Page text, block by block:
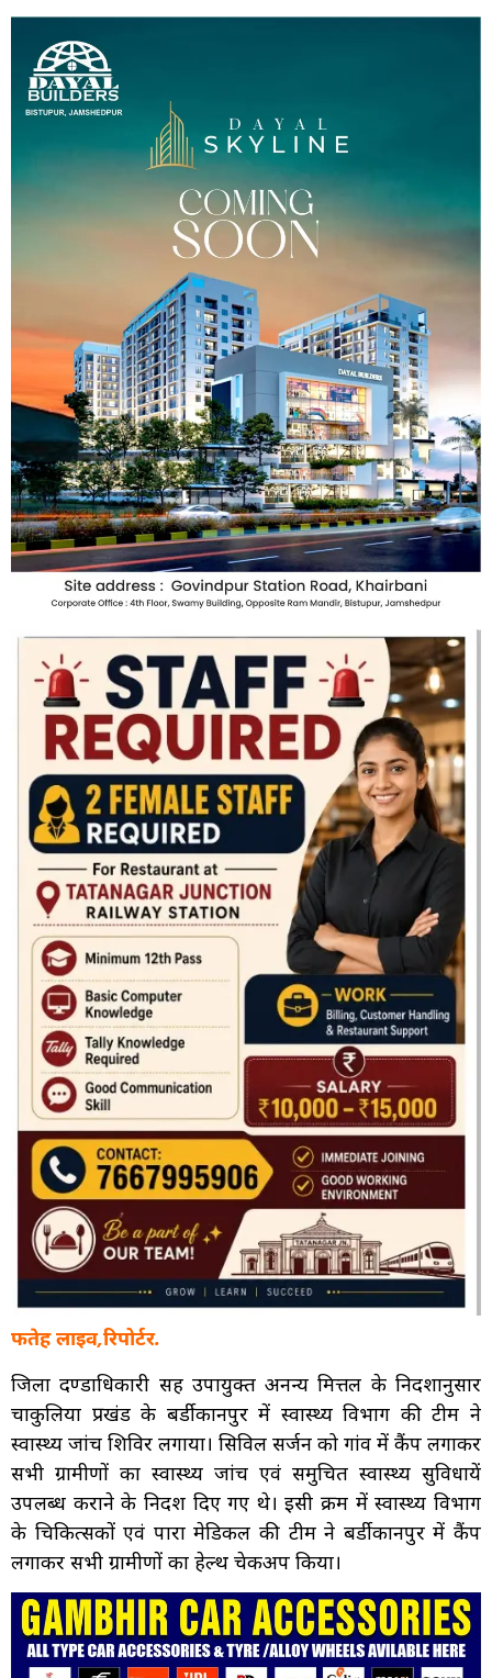
फतेह लाइव,रिपोर्टर.
जिला दण्डाधिकारी सह उपायुक्त अनन्य मित्तल के निर्देशानुसार
चाकुलिया प्रखंड के बर्डीकानपुर में स्वास्थ्य विभाग की टीम ने
स्वास्थ्य जांच शिविर लगाया। सिविल सर्जन को गांव में कैंप लगाकर
सभी ग्रामीणों का स्वास्थ्य जांच एवं समुचित स्वास्थ्य सुविधायें
उपलब्ध कराने के निर्देश दिए गए थे। इसी क्रम में स्वास्थ्य विभाग
के चिकित्सकों एवं पारा मेडिकल की टीम ने बर्डीकानपुर में कैंप
लगाकर सभी ग्रामीणों का हेल्थ चेकअप किया।